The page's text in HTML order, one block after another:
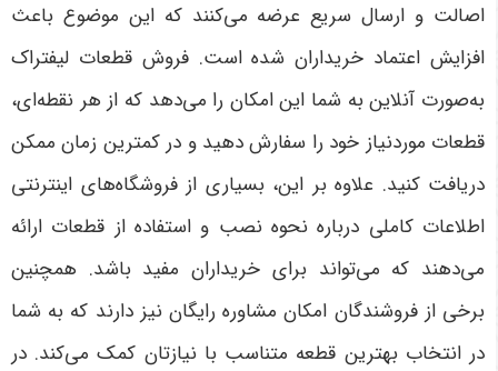
اصالت و ارسال سریع عرضه می‌کنند که این موضوع باعث
افزایش اعتماد خریداران شده است. فروش قطعات لیفتراک
به‌صورت آنلاین به شما این امکان را می‌دهد که از هر نقطه‌ای،
قطعات موردنیاز خود را سفارش دهید و در کمترین زمان ممکن
دریافت کنید. علاوه بر این، بسیاری از فروشگاه‌های اینترنتی
اطلاعات کاملی درباره نحوه نصب و استفاده از قطعات ارائه
می‌دهند که می‌تواند برای خریداران مفید باشد. همچنین
برخی از فروشندگان امکان مشاوره رایگان نیز دارند که به شما
در انتخاب بهترین قطعه متناسب با نیازتان کمک می‌کند. در